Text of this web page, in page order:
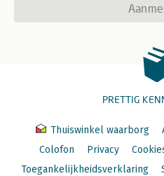
PRETTIG
Thuiswinkel waarborg
Colofon
Privacy
Toegankelijkheidsverklaring